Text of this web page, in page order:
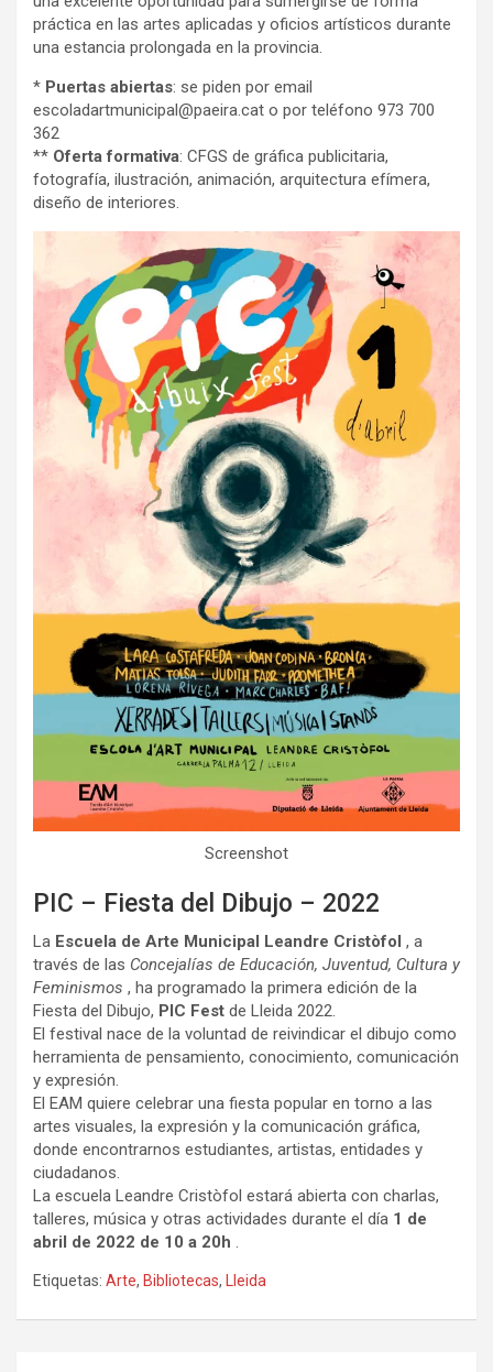
práctica en las artes aplicadas y oficios artísticos durante
una estancia prolongada en la provincia.
* Puertas abiertas: se piden por email
escoladartmunicipal@paeira.cat o por teléfono 973 700
362
** Oferta formativa: CFGS de gráfica publicitaria,
fotografía, ilustración, animación, arquitectura efímera,
diseño de interiores.
Screenshot
PIC – Fiesta del Dibujo – 2022
La Escuela de Arte Municipal Leandre Cristòfol , a
través de las Concejalías de Educación, Juventud, Cultura y
Feminismos , ha programado la primera edición de la
Fiesta del Dibujo, PIC Fest de Lleida 2022.
El festival nace de la voluntad de reivindicar el dibujo como
herramienta de pensamiento, conocimiento, comunicación
y expresión.
El EAM quiere celebrar una fiesta popular en torno a las
artes visuales, la expresión y la comunicación gráfica,
donde encontrarnos estudiantes, artistas, entidades y
ciudadanos.
La escuela Leandre Cristòfol estará abierta con charlas,
talleres, música y otras actividades durante el día 1 de
abril de 2022 de 10 a 20h
Etiquetas: Arte, Bibliotecas, Lleida